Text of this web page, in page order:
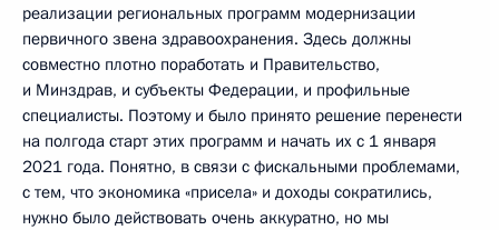
реализации региональных программ модернизации
первичного звена здравоохранения. Здесь должны
совместно плотно поработать и Правительство,
и Минздрав, и субъекты Федерации, и профильные
специалисты. Поэтому и было принято решение перенести
на полгода старт этих программ и начать их с 1 января
2021 года. Понятно, в связи с фискальными проблемами,
с тем, что экономика «присела» и доходы сократились,
нужно было действовать очень аккуратно, но мы